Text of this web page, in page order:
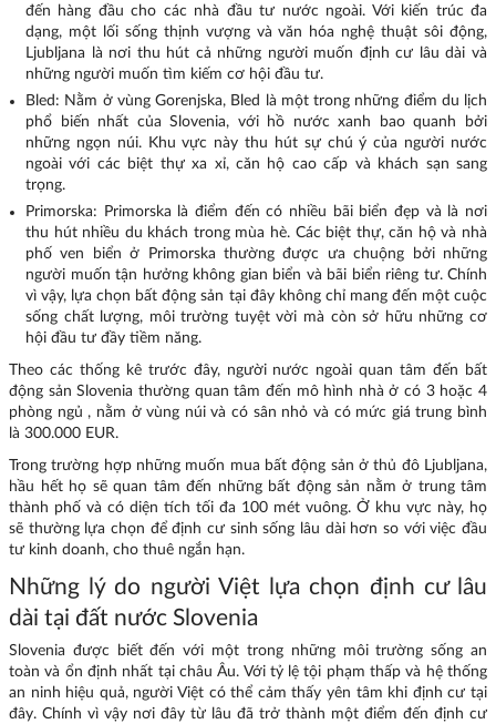
đến hàng đầu cho các nhà đầu tư nước ngoài. Với kiến trúc đa
dạng, một lối sống thịnh vượng và văn hóa nghệ thuật sôi động,
Ljubljana là nơi thu hút cả những người muốn định cư lâu dài và
những người muốn tìm kiếm cơ hội đầu tư.
Bled: Nằm ở vùng Gorenjska, Bled là một trong những điểm du lịch
phổ biến nhất của Slovenia, với hồ nước xanh bao quanh bởi
những ngọn núi. Khu vực này thu hút sự chú ý của người nước
ngoài với các biệt thự xa xỉ, căn hộ cao cấp và khách sạn sang
trọng.
Primorska: Primorska là điểm đến có nhiều bãi biển đẹp và là nơi
thu hút nhiều du khách trong mùa hè. Các biệt thự, căn hộ và nhà
phố ven biển ở Primorska thường được ưa chuộng bởi những
người muốn tận hưởng không gian biển và bãi biển riêng tư. Chính
vì vậy, lựa chọn bất động sản tại đây không chỉ mang đến một cuộc
sống chất lượng, môi trường tuyệt vời mà còn sở hữu những cơ
hội đầu tư đầy tiềm năng.
Theo các thống kê trước đây, người nước ngoài quan tâm đến bất
động sản Slovenia thường quan tâm đến mô hình nhà ở có 3 hoặc 4
phòng ngủ , nằm ở vùng núi và có sân nhỏ và có mức giá trung bình
là 300.000 EUR.
Trong trường hợp những muốn mua bất động sản ở thủ đô Ljubljana,
hầu hết họ sẽ quan tâm đến những bất động sản nằm ở trung tâm
thành phố và có diện tích tối đa 100 mét vuông. Ở khu vực này, họ
sẽ thường lựa chọn để định cư sinh sống lâu dài hơn so với việc đầu
tư kinh doanh, cho thuê ngắn hạn.
Những lý do người Việt lựa chọn định cư lâu
dài tại đất nước Slovenia
Slovenia được biết đến với một trong những môi trường sống an
toàn và ổn định nhất tại châu Âu. Với tỷ lệ tội phạm thấp và hệ thống
an ninh hiệu quả, người Việt có thể cảm thấy yên tâm khi định cư tại
đây. Chính vì vậy nơi đây từ lâu đã trở thành một điểm đến định cư